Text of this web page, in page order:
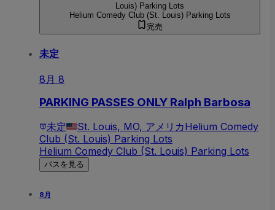
Louis) Parking Lots
Helium Comedy Club (St. Louis) Parking Lots
完売
未定
8月 8
PARKING PASSES ONLY Ralph Barbosa
未定 St. Louis, MO, アメリカHelium Comedy
Club (St. Louis) Parking Lots
Helium Comedy Club (St. Louis) Parking Lots
パスを見る
8月